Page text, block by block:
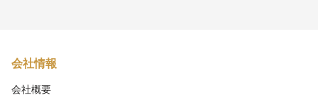
会社情報
会社概要